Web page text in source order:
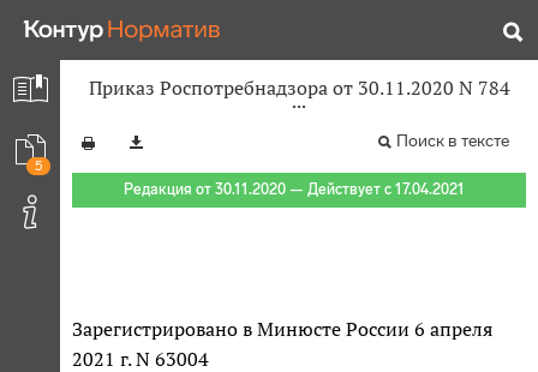
5
Приказ Роспотребнадзора от 30.11.2020 N 784
Поиск в тексте
Редакция от 30.11.2020 — Действует с 17.04.2021
Зарегистрировано в Минюсте России 6 апреля
2021 г. N 63004